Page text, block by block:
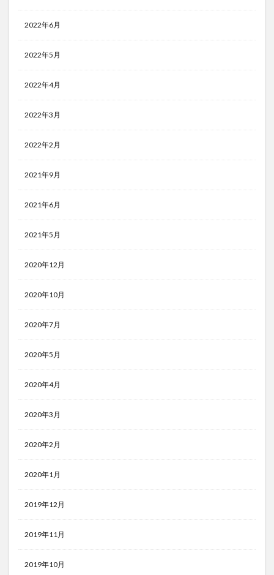
2022年6月
2022年5月
2022年4月
2022年3月
2022年2月
2021年9月
2021年6月
2021年5月
2020年12月
2020年10月
2020年7月
2020年5月
2020年4月
2020年3月
2020年2月
2020年1月
2019年12月
2019年11月
2019年10月